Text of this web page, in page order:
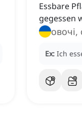
Essbare
gegessen
овочі,
Ex: Ich